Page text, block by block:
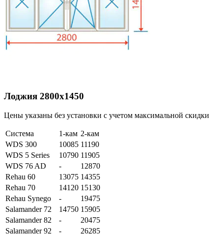
Лоджия 2800х1450
Цены указаны без установки с учетом максимальной скидки
Система 1-кам 2-кам
WDS 300
10085 11190
WDS 5 Series
10790 11905
WDS 76 AD
-
12870
Rehau 60
13075 14355
Rehau 70
14120 15130
Rehau Synego
-
19475
Salamander 72
14750 15905
Salamander 82
-
20475
Salamander 92
-
26285